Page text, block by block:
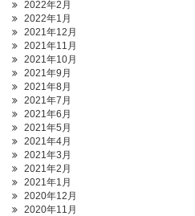
2022年2月
2022年1月
2021年12月
2021年11月
2021年10月
2021年9月
2021年8月
2021年7月
2021年6月
2021年5月
2021年4月
2021年3月
2021年2月
2021年1月
2020年12月
2020年11月